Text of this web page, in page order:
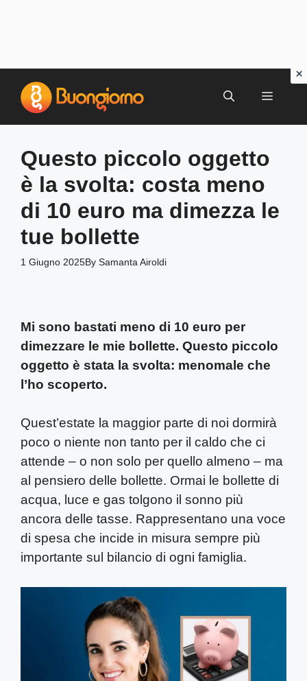
contenuto
MENU
Questo piccolo oggetto
è la svolta: costa meno
di 10 euro ma dimezza le
tue bollette
1 Giugno 2025By Samanta Airoldi
Mi sono bastati meno di 10 euro per
dimezzare le mie bollette. Questo piccolo
oggetto è stata la svolta: menomale che
l’ho scoperto.
Quest’estate la maggior parte di noi dormirà
poco o niente non tanto per il caldo che ci
attende – o non solo per quello almeno – ma
al pensiero delle bollette. Ormai le bollette di
acqua, luce e gas tolgono il sonno più
ancora delle tasse. Rappresentano una voce
di spesa che incide in misura sempre più
importante sul bilancio di ogni famiglia.